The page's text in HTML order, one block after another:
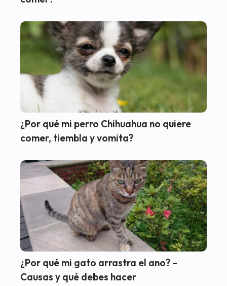
¿Por qué mi perro Chihuahua no quiere
comer, tiembla y vomita?
¿Por qué mi gato arrastra el ano? –
Causas y qué debes hacer